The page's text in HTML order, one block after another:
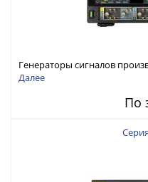
Генераторы сигналов
DG6000 до 500 МГц или до 1
Далее
По